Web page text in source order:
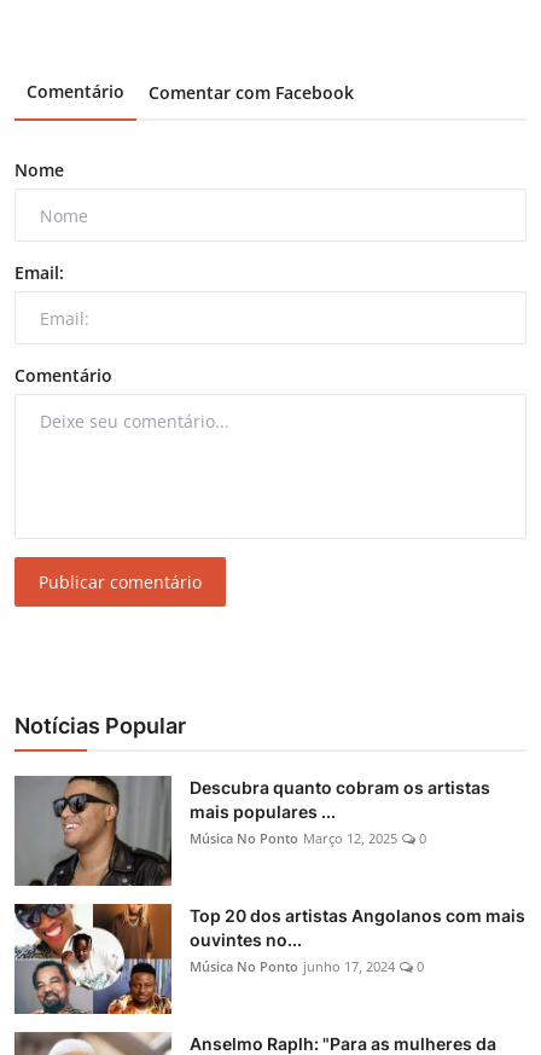
Comentário Comentar com Facebook
Nome
Email:
Comentário
Publicar comentário
Notícias Popular
Descubra quanto cobram os artistas
mais populares ...
Música No Ponto Março 12, 2025 0
Top 20 dos artistas Angolanos com mais
ouvintes no...
Música No Ponto junho 17, 2024 0
Anselmo Raplh: "Para as mulheres da